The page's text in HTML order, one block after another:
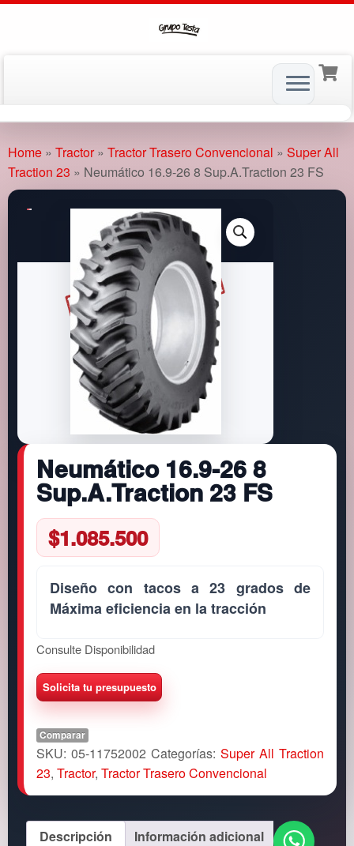
to
content
Home » Tractor » Tractor Trasero Convencional » Super All
Traction 23 » Neumático 16.9-26 8 Sup.A.Traction 23 FS
Neumático 16.9-26 8
Sup.A.Traction 23 FS
$1.085.500
Diseño con tacos a 23 grados de
Máxima eficiencia en la tracción
Consulte Disponibilidad
Comparar
SKU: 05-11752002 Categorías: Super All Traction
23, Tractor, Tractor Trasero Convencional
Descripción Información adicional